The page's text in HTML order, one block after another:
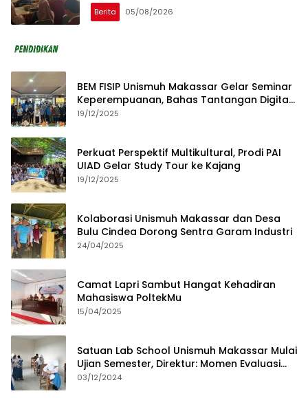
Berita 05/08/2026
BEM FISIP Unismuh Makassar Gelar Seminar
Keperempuanan, Bahas Tantangan Digital
dan Budaya Lokal
19/12/2025
Perkuat Perspektif Multikultural, Prodi PAI
UIAD Gelar Study Tour ke Kajang
19/12/2025
Kolaborasi Unismuh Makassar dan Desa
Bulu Cindea Dorong Sentra Garam Industri
24/04/2025
Camat Lapri Sambut Hangat Kehadiran
Mahasiswa PoltekMu
15/04/2025
Satuan Lab School Unismuh Makassar Mulai
Ujian Semester, Direktur: Momen Evaluasi
Proses Pembelajaran
03/12/2024